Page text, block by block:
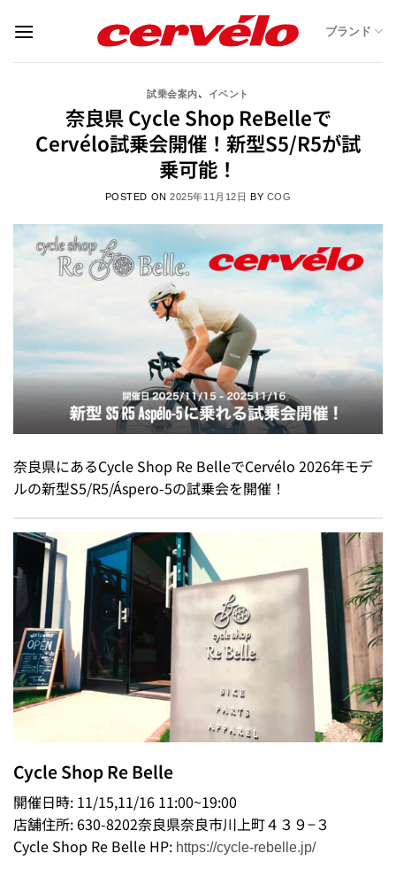
ブランド
試乗会案内、 イベント
奈良県 Cycle Shop ReBelleで
Cervélo試乗会開催！新型S5/R5が試
乗可能！
POSTED ON2025年11月12日 BY COG
奈良県にあるCycle Shop Re BelleでCervélo 2026年モデ
ルの新型S5/R5/Áspero-5の試乗会を開催！
Cycle Shop Re Belle
開催日時: 11/15,11/16 11:00~19:00
店舗住所: 630-8202奈良県奈良市川上町４３９−３
Cycle Shop Re Belle HP: https://cycle-rebelle.jp/